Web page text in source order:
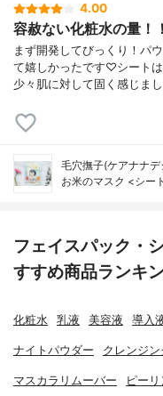
4.00
容赦ない化粧水の量！！
まず開発してびっくり！パ
て嬉しかったです♡シート
少々肌に対して固く感じま
毛穴撫子(ケアナナデ
お米のマスク <シー
フェイスパック・
すすめ商品ランキ
化粧水 乳液 美容液 導入
ナイトパウダー クレンジン
マスカラリムーバー ピー